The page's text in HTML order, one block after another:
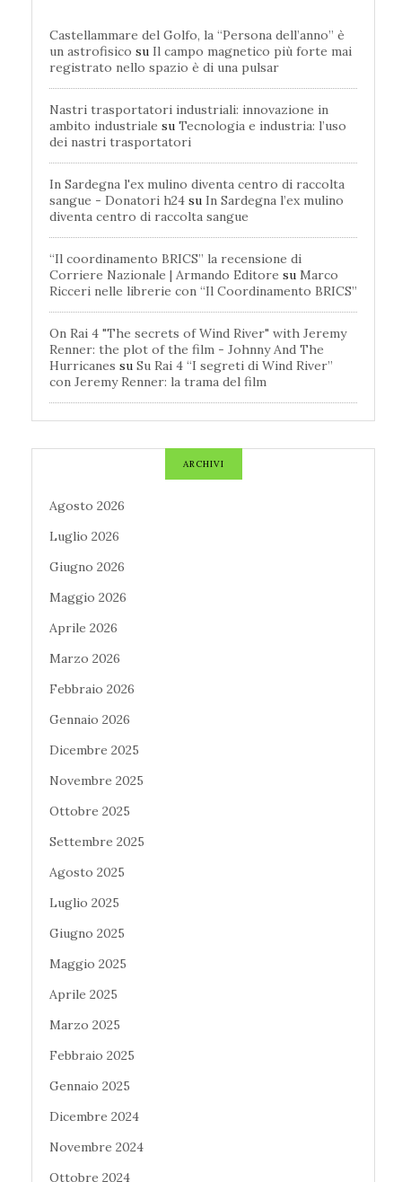
Castellammare del Golfo, la “Persona dell’anno” è
un astrofisico su Il campo magnetico più forte mai
registrato nello spazio è di una pulsar
Nastri trasportatori industriali: innovazione in
ambito industriale su Tecnologia e industria: l’uso
dei nastri trasportatori
In Sardegna l'ex mulino diventa centro di raccolta
sangue - Donatori h24 su In Sardegna l’ex mulino
diventa centro di raccolta sangue
“Il coordinamento BRICS” la recensione di
Corriere Nazionale | Armando Editore su Marco
Ricceri nelle librerie con “Il Coordinamento BRICS”
On Rai 4 "The secrets of Wind River" with Jeremy
Renner: the plot of the film - Johnny And The
Hurricanes su Su Rai 4 “I segreti di Wind River”
con Jeremy Renner: la trama del film
ARCHIVI
Agosto 2026
Luglio 2026
Giugno 2026
Maggio 2026
Aprile 2026
Marzo 2026
Febbraio 2026
Gennaio 2026
Dicembre 2025
Novembre 2025
Ottobre 2025
Settembre 2025
Agosto 2025
Luglio 2025
Giugno 2025
Maggio 2025
Aprile 2025
Marzo 2025
Febbraio 2025
Gennaio 2025
Dicembre 2024
Novembre 2024
Ottobre 2024